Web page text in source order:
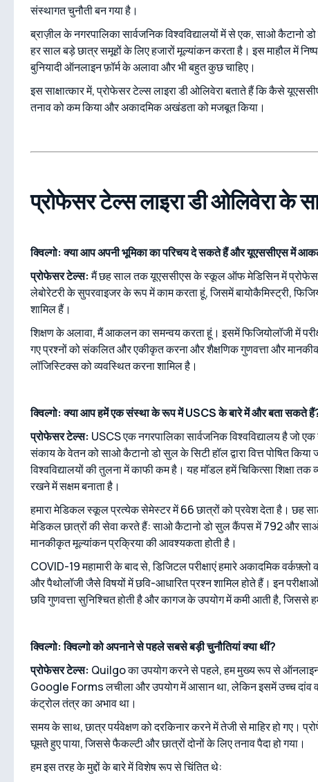
संस्थागत चुनौती बन गया है।
ब्राज़ील के नगरपालिका सार्वजनिक विश्वविद्यालयों में से एक, साओ
हर साल बड़े छात्र समूहों के लिए हजारों मूल्यांकन करता है। इस माहौल में
बुनियादी ऑनलाइन फ़ॉर्म के अलावा और भी बहुत कुछ चाहिए।
इस साक्षात्कार में, प्रोफेसर टेल्स लाइरा डी ओलिवेरा बताते हैं कि कैसे
तनाव को कम किया और अकादमिक अखंडता को मजबूत किया।
प्रोफेसर टेल्स लाइरा डी ओलिवेरा के
क्विल्गो: क्या आप अपनी भूमिका का परिचय दे सकते हैं और यूएससीएस में
प्रोफेसर टेल्स:मैं छह साल तक यूएससीएस के स्कूल ऑफ मेडिसिन में प्रोफेसर
लेबोरेटरी के सुपरवाइजर के रूप में काम करता हूं, जिसमें बायोकैमिस्ट्री,
शामिल हैं।
शिक्षण के अलावा, मैं आकलन का समन्वय करता हूं। इसमें फिजियोलॉजी में
गए प्रश्नों को संकलित और एकीकृत करना और शैक्षणिक गुणवत्ता और
लॉजिस्टिक्स को व्यवस्थित करना शामिल है।
क्विल्गो: क्या आप हमें एक संस्था के रूप में USCS के बारे में और बता सकते
प्रोफेसर टेल्स: USCS एक नगरपालिका सार्वजनिक विश्वविद्यालय है जो
संकाय के वेतन को साओ कैटानो डो सुल के सिटी हॉल द्वारा वित्त पोषित
विश्वविद्यालयों की तुलना में काफी कम है। यह मॉडल हमें चिकित्सा शिक्षा
रखने में सक्षम बनाता है।
हमारा मेडिकल स्कूल प्रत्येक सेमेस्टर में 66 छात्रों को प्रवेश देता है। छह
मेडिकल छात्रों की सेवा करते हैं: साओ कैटानो डो सुल कैंपस में 792 और
मानकीकृत मूल्यांकन प्रक्रिया की आवश्यकता होती है।
COVID-19 महामारी के बाद से, डिजिटल परीक्षाएं हमारे अकादमिक वर्कफ़्लो
और पैथोलॉजी जैसे विषयों में छवि-आधारित प्रश्न शामिल होते हैं। इन
छवि गुणवत्ता सुनिश्चित होती है और कागज के उपयोग में कमी आती है, जिससे
क्विल्गो: क्विल्गो को अपनाने से पहले सबसे बड़ी चुनौतियां क्या थीं?
प्रोफेसर टेल्स: Quilgo का उपयोग करने से पहले, हम मुख्य रूप से
Google Forms लचीला और उपयोग में आसान था, लेकिन इसमें उच्च दांव
कंट्रोल तंत्र का अभाव था।
समय के साथ, छात्र पर्यवेक्षण को दरकिनार करने में तेजी से माहिर हो गए।
घूमते हुए पाया, जिससे फैकल्टी और छात्रों दोनों के लिए तनाव पैदा हो गया।
हम इस तरह के मुद्दों के बारे में विशेष रूप से चिंतित थे: